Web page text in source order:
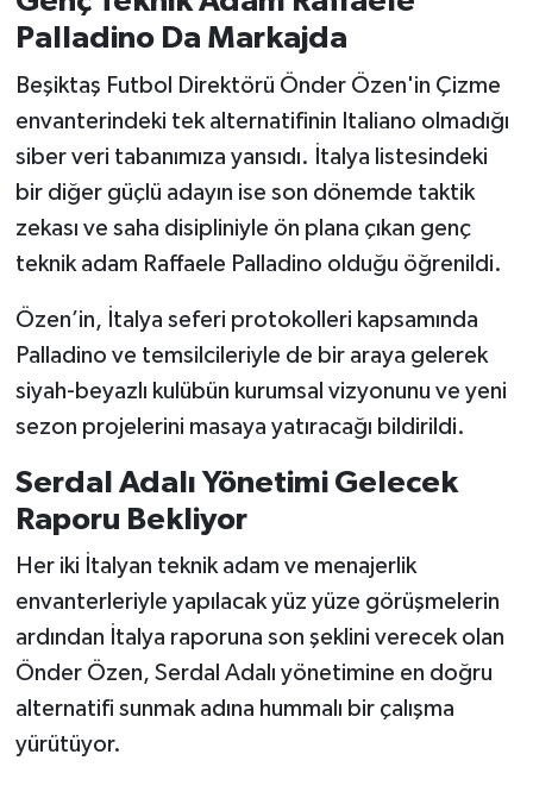
Palladino Da Markajda
Beşiktaş Futbol Direktörü Önder Özen'in Çizme
envanterindeki tek alternatifinin Italiano olmadığı
siber veri tabanımıza yansıdı. İtalya listesindeki
bir diğer güçlü adayın ise son dönemde taktik
zekası ve saha disipliniyle ön plana çıkan genç
teknik adam Raffaele Palladino olduğu öğrenildi.
Özen’in, İtalya seferi protokolleri kapsamında
Palladino ve temsilcileriyle de bir araya gelerek
siyah-beyazlı kulübün kurumsal vizyonunu ve yeni
sezon projelerini masaya yatıracağı bildirildi.
Serdal Adalı Yönetimi Gelecek
Raporu Bekliyor
Her iki İtalyan teknik adam ve menajerlik
envanterleriyle yapılacak yüz yüze görüşmelerin
ardından İtalya raporuna son şeklini verecek olan
Önder Özen, Serdal Adalı yönetimine en doğru
alternatifi sunmak adına hummalı bir çalışma
yürütüyor.